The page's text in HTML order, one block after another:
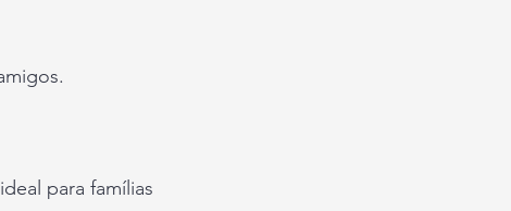
para famílias